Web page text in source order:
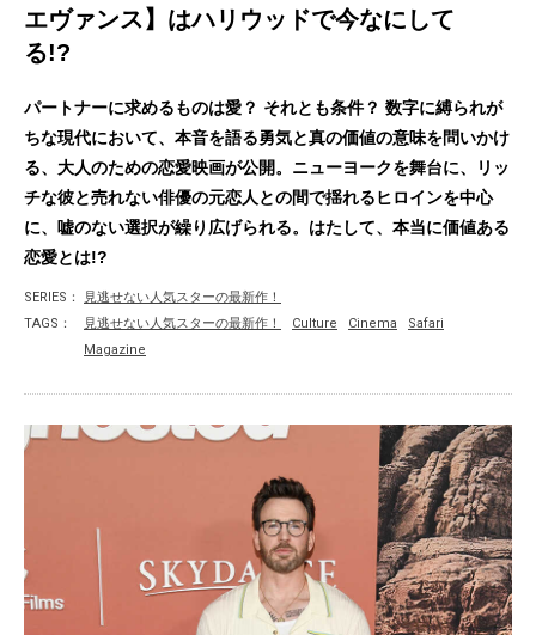
エヴァンス】はハリウッドで今なにして
る!?
パートナーに求めるものは愛？ それとも条件？ 数字に縛られが
ちな現代において、本音を語る勇気と真の価値の意味を問いかけ
る、大人のための恋愛映画が公開。ニューヨークを舞台に、リッ
チな彼と売れない俳優の元恋人との間で揺れるヒロインを中心
に、嘘のない選択が繰り広げられる。はたして、本当に価値ある
恋愛とは!?
SERIES：
見逃せない人気スターの最新作！
TAGS：
見逃せない人気スターの最新作！ Culture Cinema
Safari
Magazine